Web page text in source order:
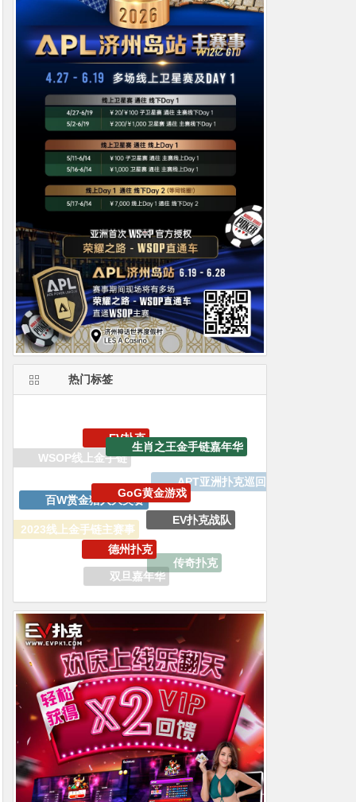
热门标签
iPhone15 Pro Max无限量赠送
2023线上金手链主赛事
百W赏金猎人大奖赛
GoG黄金游戏
EV扑克战队
双旦嘉年华
德州扑克